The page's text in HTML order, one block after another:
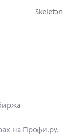
на Профи.ру.